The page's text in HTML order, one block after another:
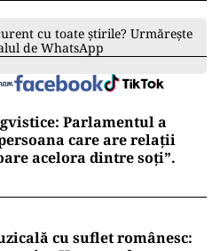
cu toate știrile? Urmărește
de WhatsApp
Parlamentul a
care are relații
acelora dintre soți”.
cu suflet românesc: